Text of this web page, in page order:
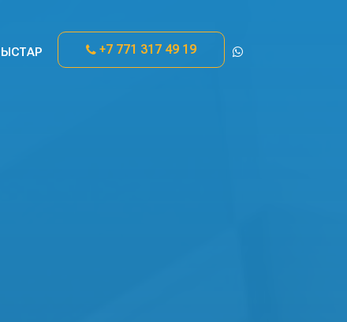
+7 771 317 49 19